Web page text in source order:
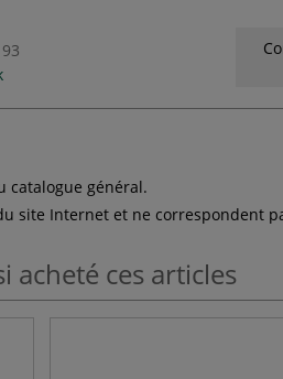
catalogue général.
site Internet et ne correspondent
acheté ces articles